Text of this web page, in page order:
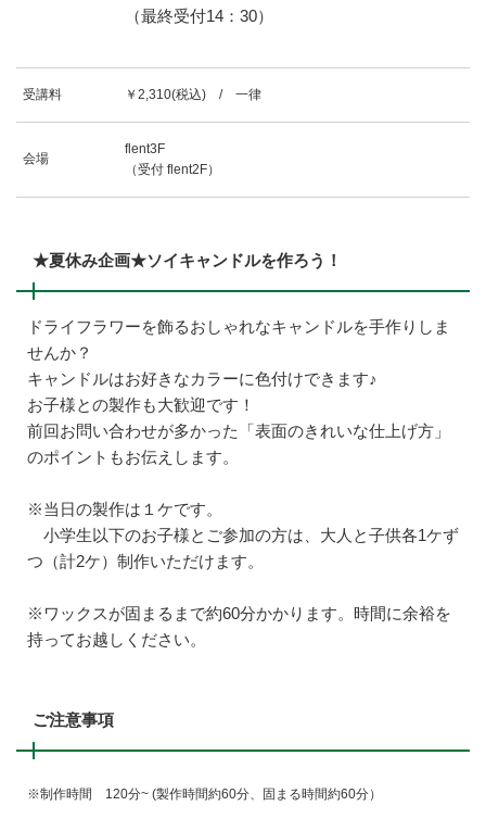
（最終受付14：30）
受講料 ￥2,310(税込) / 一律
会場
flent3F
（受付 flent2F）
★夏休み企画★ソイキャンドルを作ろう！
ドライフラワーを飾るおしゃれなキャンドルを手作りしま
せんか？
キャンドルはお好きなカラーに色付けできます♪
お子様との製作も大歓迎です！
前回お問い合わせが多かった「表面のきれいな仕上げ方」
のポイントもお伝えします。
※当日の製作は１ケです。
小学生以下のお子様とご参加の方は、大人と子供各1ケず
つ（計2ケ）制作いただけます。
※ワックスが固まるまで約60分かかります。時間に余裕を
持ってお越しください。
ご注意事項
※制作時間 120分~ (製作時間約60分、固まる時間約60分）